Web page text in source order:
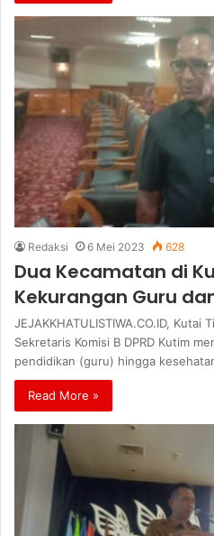
Redaksi 6 Mei 2023 628
Dua Kecamatan di
Kekurangan Guru
JEJAKKHATULISTIWA.CO.ID, Kutai
Sekretaris Komisi B DPRD Kutim
pendidikan (guru) hingga
Read More »